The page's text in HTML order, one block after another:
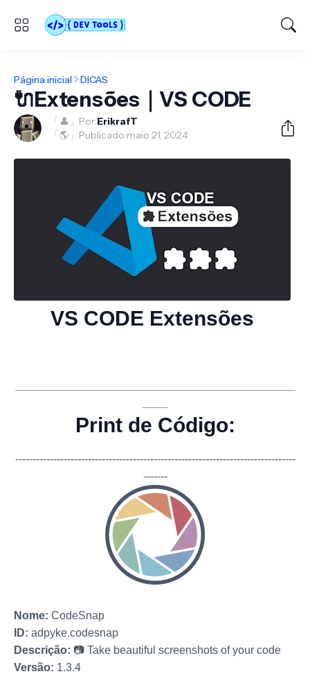
Página inicial DICAS
🔌Extensões｜VS CODE
「👤」Por:ErikrafT
「🌎」Publicado:maio 21, 2024
VS CODE Extensões
Print de Código:
---------------------------------------------------------------------------------
-------
Nome: CodeSnap
ID: adpyke.codesnap
Descrição: 📷 Take beautiful screenshots of your code
Versão: 1.3.4